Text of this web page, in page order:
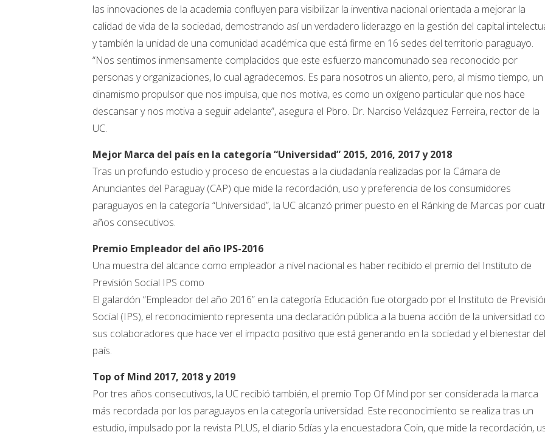
las innovaciones de la academia confluyen para visibilizar la inventiva nacional orientada a mejorar la
calidad de vida de la sociedad, demostrando así un verdadero liderazgo en la gestión del capital
y también la unidad de una comunidad académica que está firme en 16 sedes del territorio paraguayo.
“Nos sentimos inmensamente complacidos que este esfuerzo mancomunado sea reconocido por
personas y organizaciones, lo cual agradecemos. Es para nosotros un aliento, pero, al mismo tiempo, un
dinamismo propulsor que nos impulsa, que nos motiva, es como un oxígeno particular que nos hace
descansar y nos motiva a seguir adelante”, asegura el Pbro. Dr. Narciso Velázquez Ferreira, rector de la
UC.
Mejor Marca del país en la categoría “Universidad” 2015, 2016, 2017 y 2018
Tras un profundo estudio y proceso de encuestas a la ciudadanía realizadas por la Cámara de
Anunciantes del Paraguay (CAP) que mide la recordación, uso y preferencia de los consumidores
paraguayos en la categoría “Universidad”, la UC alcanzó primer puesto en el Ránking de Marcas por
años consecutivos.
Premio Empleador del año IPS-2016
Una muestra del alcance como empleador a nivel nacional es haber recibido el premio del Instituto de
Previsión Social IPS como
El galardón “Empleador del año 2016” en la categoría Educación fue otorgado por el Instituto de
Social (IPS), el reconocimiento representa una declaración pública a la buena acción de la universidad
sus colaboradores que hace ver el impacto positivo que está generando en la sociedad y el bienestar del
país.
Top of Mind 2017, 2018 y 2019
Por tres años consecutivos, la UC recibió también, el premio Top Of Mind por ser considerada la marca
más recordada por los paraguayos en la categoría universidad. Este reconocimiento se realiza tras un
estudio, impulsado por la revista PLUS, el diario 5días y la encuestadora Coin, que mide la recordación,